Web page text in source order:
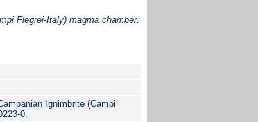
Flegrei-Italy) magma chamber.
Ignimbrite (Campi
0.